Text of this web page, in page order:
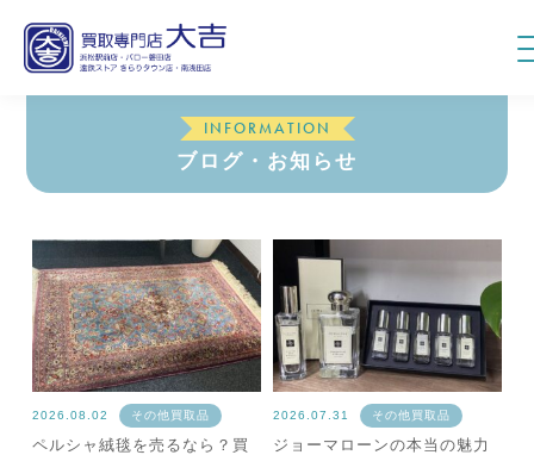
INFORMATION
ブログ・お知らせ
2026.08.02 その他買取品
ペルシャ絨毯を売るなら？買
2026.07.31 その他買取品
ジョーマローンの本当の魅力